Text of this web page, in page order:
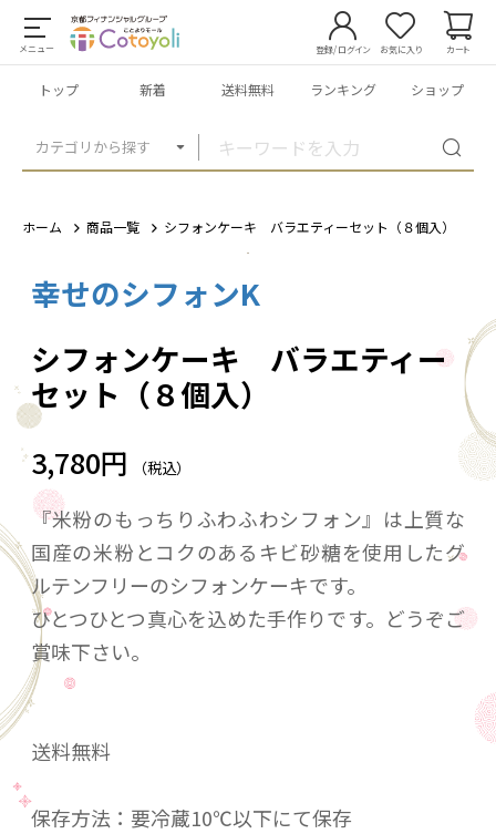
メニュー
カテゴリから探す
登録/ログイン お気に入り カート
トップ 新着 送料無料 ランキング ショップ
ホーム 商品一覧 シフォンケーキ バラエティーセット（８個入）
幸せのシフォンK
シフォンケーキ バラエティー
セット（８個入）
3,780円 （税込）
『米粉のもっちりふわふわシフォン』は上質な
国産の米粉とコクのあるキビ砂糖を使用したグ
ルテンフリーのシフォンケーキです。
ひとつひとつ真心を込めた手作りです。どうぞご
賞味下さい。
送料無料
保存方法：要冷蔵10℃以下にて保存